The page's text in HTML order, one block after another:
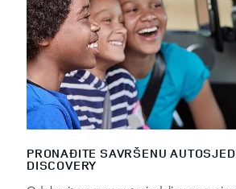
PRONAĐITE SAVRŠENU
DISCOVERY